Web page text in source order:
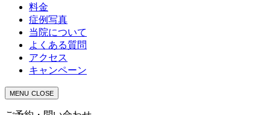
料金
症例写真
当院について
よくある質問
アクセス
キャンペーン
MENU CLOSE